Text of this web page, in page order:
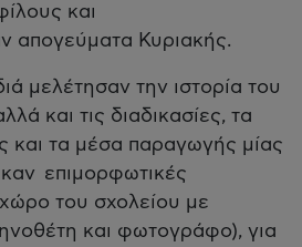
και
απογεύματα Κυριακής.
μελέτησαν την ιστορία του
και τις διαδικασίες, τα
και τα μέσα παραγωγής μίας
επιμορφωτικές
του σχολείου με
και φωτογράφο), για